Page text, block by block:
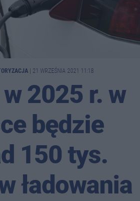
21 WRZEŚNIA 2021 11:18
2025 r. w
będzie
150 tys.
ładowania